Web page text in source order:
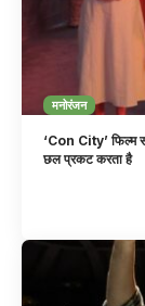
मनोरंजन
‘Con City’ फिल्म
छल प्रकट करता है